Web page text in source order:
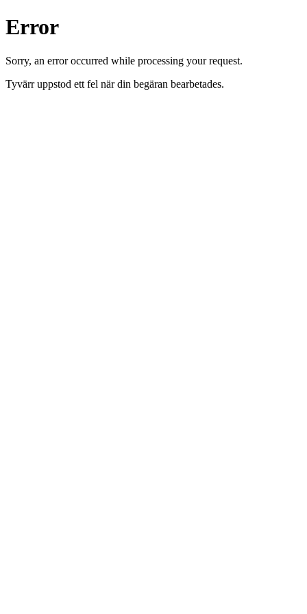
Error
Sorry, an error occurred while processing your request.
Tyvärr uppstod ett fel när din begäran bearbetades.